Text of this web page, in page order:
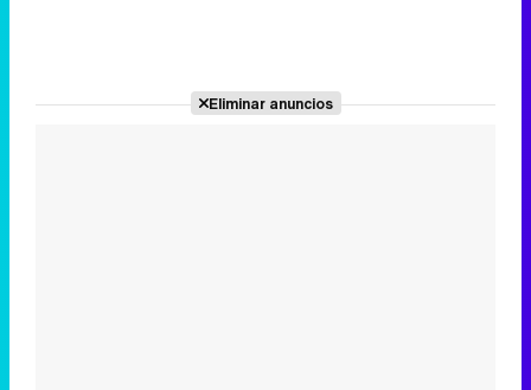
Eliminar anuncios